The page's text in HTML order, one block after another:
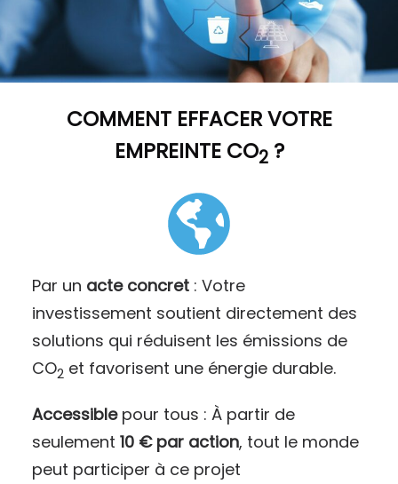
COMMENT EFFACER VOTRE
EMPREINTE CO2?
Par un acte concret: Votre
investissement soutient directement des
solutions qui réduisent les émissions de
CO2 et favorisent une énergie durable.
Accessiblepour tous : À partir de
seulement 10 € par action, tout le monde
peut participer à ce projet